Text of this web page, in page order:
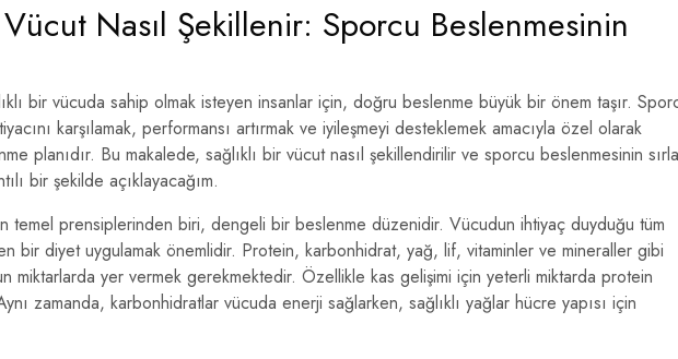
Vücut Nasıl Şekillenir: Sporcu Beslenmesinin
bir vücuda sahip olmak isteyen insanlar için, doğru beslenme büyük bir önem taşır.
karşılamak, performansı artırmak ve iyileşmeyi desteklemek amacıyla özel olarak
planıdır. Bu makalede, sağlıklı bir vücut nasıl şekillendirilir ve sporcu beslenmesinin
bir şekilde açıklayacağım.
temel prensiplerinden biri, dengeli bir beslenme düzenidir. Vücudun ihtiyaç duyduğu tüm
bir diyet uygulamak önemlidir. Protein, karbonhidrat, yağ, lif, vitaminler ve mineraller gibi
miktarlarda yer vermek gerekmektedir. Özellikle kas gelişimi için yeterli miktarda protein
zamanda, karbonhidratlar vücuda enerji sağlarken, sağlıklı yağlar hücre yapısı için